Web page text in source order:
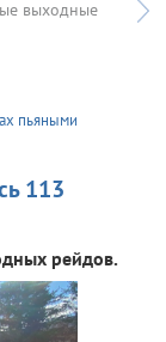
выходные
пьяными
113
рейдов.